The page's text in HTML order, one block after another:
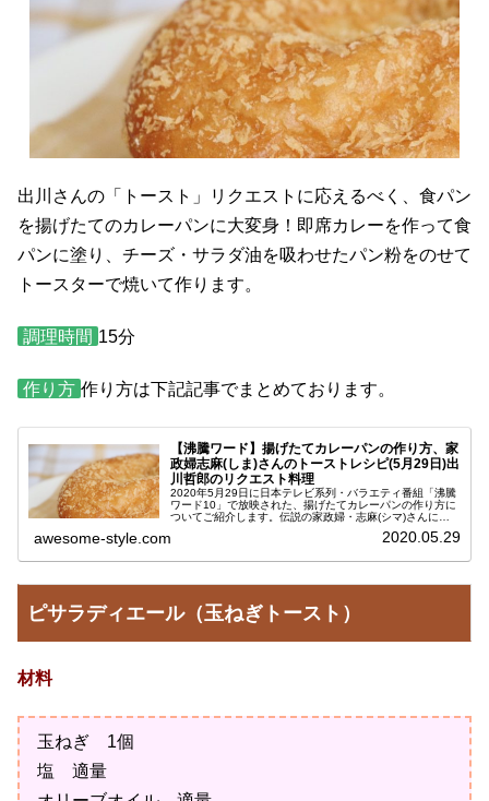
出川さんの「トースト」リクエストに応えるべく、食パン
を揚げたてのカレーパンに大変身！即席カレーを作って食
パンに塗り、チーズ・サラダ油を吸わせたパン粉をのせて
トースターで焼いて作ります。
調理時間 15分
作り方 作り方は下記記事でまとめております。
【沸騰ワード】揚げたてカレーパンの作り方、家
政婦志麻(しま)さんのトーストレシピ(5月29日)出
川哲郎のリクエスト料理
2020年5月29日に日本テレビ系列・バラエティ番組「沸騰
ワード10」で放映された、揚げたてカレーパンの作り方に
ついてご紹介します。伝説の家政婦・志麻(シマ)さんに教
awesome-style.com 2020.05.29
ピサラディエール（玉ねぎトースト）
材料
玉ねぎ 1個
塩 適量